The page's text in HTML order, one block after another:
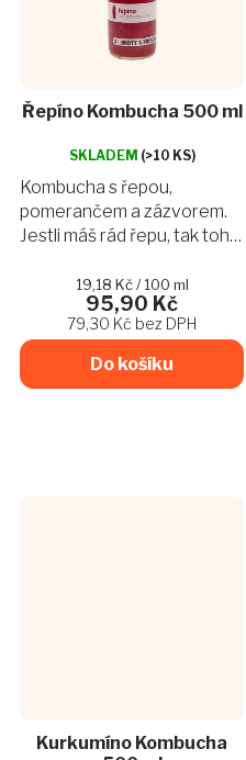
Řepíno Kombucha 500 ml
hodnocení
produktu
je
1,0
z
hvězdiček.
SKLADEM (>10 KS)
79,30 Kč bez DPH
95,90 Kč
Měrná
cena:
19,18 Kč / 100 ml
Do košíku
Kombucha s řepou,
pomerančem a zázvorem.
Jestli máš rád řepu, tak tohle
zázvorem je naprostá
bomba. Dostává se tím na
úplně jiný level a baví tě
lahodnou...
Kurkumíno Kombucha